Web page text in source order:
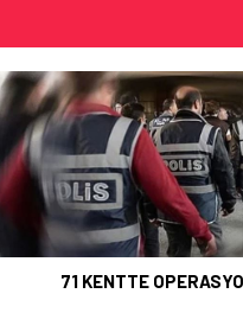
71 KENTTE